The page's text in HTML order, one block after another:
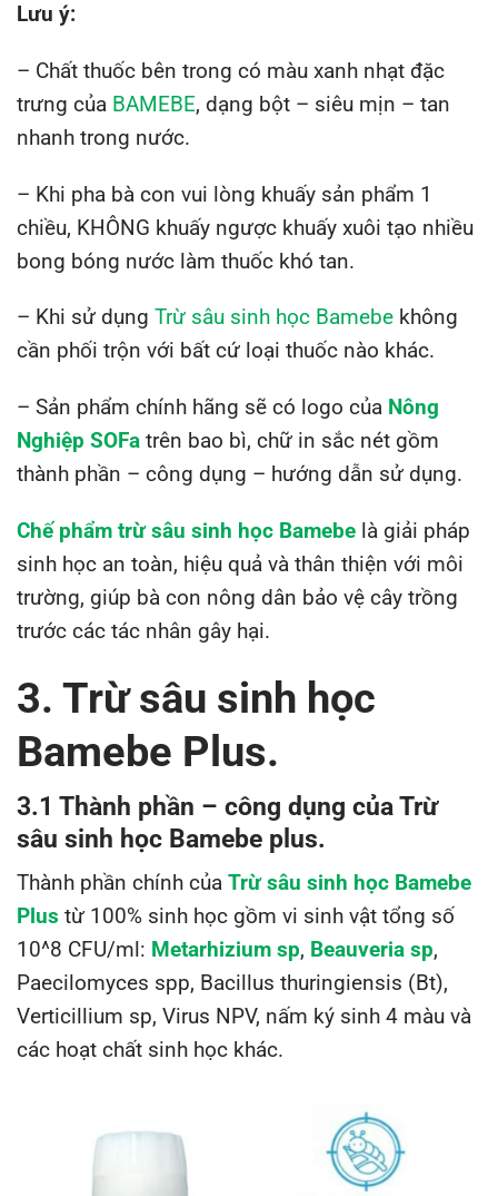
Lưu ý:
– Chất thuốc bên trong có màu xanh nhạt đặc
trưng của BAMEBE, dạng bột – siêu mịn – tan
nhanh trong nước.
– Khi pha bà con vui lòng khuấy sản phẩm 1
chiều, KHÔNG khuấy ngược khuấy xuôi tạo nhiều
bong bóng nước làm thuốc khó tan.
– Khi sử dụng Trừ sâu sinh học Bamebe không
cần phối trộn với bất cứ loại thuốc nào khác.
– Sản phẩm chính hãng sẽ có logo của Nông
Nghiệp SOFa trên bao bì, chữ in sắc nét gồm
thành phần – công dụng – hướng dẫn sử dụng.
Chế phẩm trừ sâu sinh học Bamebe là giải pháp
sinh học an toàn, hiệu quả và thân thiện với môi
trường, giúp bà con nông dân bảo vệ cây trồng
trước các tác nhân gây hại.
3. Trừ sâu sinh học
Bamebe Plus.
3.1 Thành phần – công dụng của Trừ
sâu sinh học Bamebe plus.
Thành phần chính của Trừ sâu sinh học Bamebe
Plus từ 100% sinh học gồm vi sinh vật tổng số
10^8 CFU/ml: Metarhizium sp, Beauveria sp,
Paecilomyces spp, Bacillus thuringiensis (Bt),
Verticillium sp, Virus NPV, nấm ký sinh 4 màu và
các hoạt chất sinh học khác.